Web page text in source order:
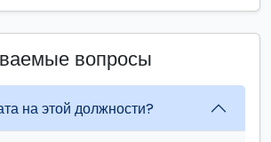
вопросы
на этой должности?